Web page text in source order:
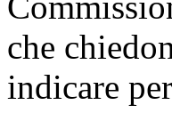
che
indicare